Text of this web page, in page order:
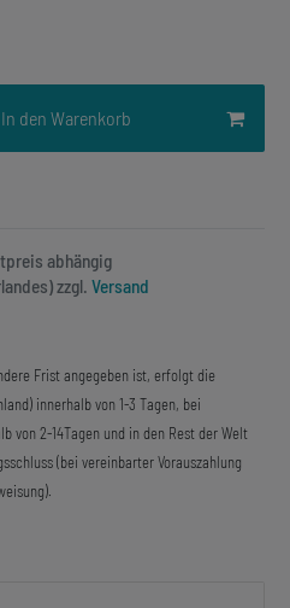
In den Warenkorb
abhängig
zzgl. Versand
Frist angegeben ist, erfolgt die
innerhalb von 1-3 Tagen, bei
von 2-14Tagen und in den Rest der Welt
(bei vereinbarter Vorauszahlung